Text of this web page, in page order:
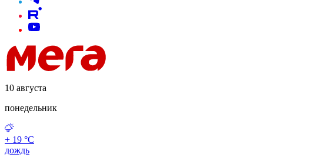
10 августа
понедельник
+ 19 °С
дождь